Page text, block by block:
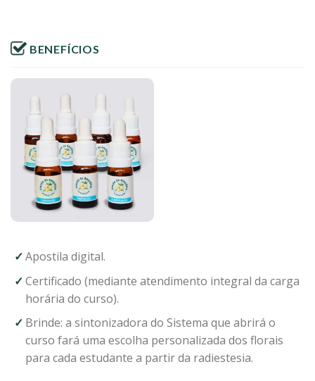
BENEFÍCIOS
Apostila digital.
Certificado (mediante atendimento integral da carga
horária do curso).
Brinde: a sintonizadora do Sistema que abrirá o
curso fará uma escolha personalizada dos florais
para cada estudante a partir da radiestesia.